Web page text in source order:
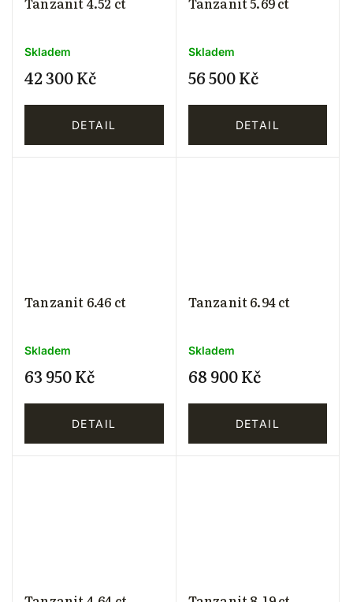
Skladem
42 300 Kč
DETAIL
Skladem
56 500 Kč
DETAIL
Tanzanit 6.46 ct
Skladem
63 950 Kč
DETAIL
Tanzanit 6.94 ct
Skladem
68 900 Kč
DETAIL